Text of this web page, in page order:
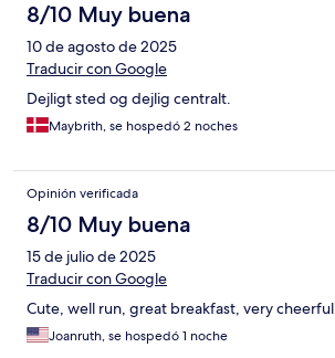
8/10 Muy buena
10 de agosto de 2025
Traducir con Google
Dejligt sted og dejlig centralt.
Maybrith, se hospedó 2 noches
Opinión verificada
8/10 Muy buena
15 de julio de 2025
Traducir con Google
Cute, well run, great breakfast, very cheerful
Joanruth, se hospedó 1 noche